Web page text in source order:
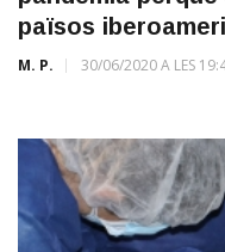
països
M. P. 30/06/2020 A LES